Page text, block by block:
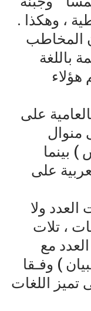
، وهكذا .
المخاطب
باللغة
هؤلاء
على
منوال
) بينما
على
العدد ولا
، تلات
مع
) وفـقا
تميز اللغات